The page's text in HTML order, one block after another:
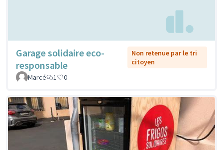
Garage solidaire eco-
responsable
Non retenue par le tri
citoyen
Marcé
1 0